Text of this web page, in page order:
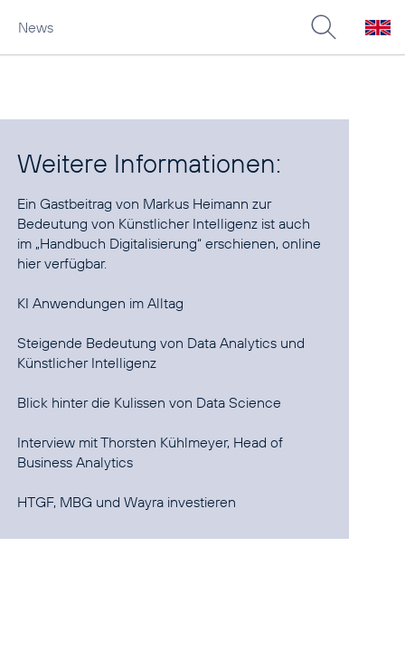
News
Weitere Informationen:
Ein Gastbeitrag von Markus Heimann zur
Bedeutung von Künstlicher Intelligenz ist auch
im „Handbuch Digitalisierung“ erschienen, online
hierverfügbar.
KI Anwendungen im Alltag
Steigende Bedeutung von Data Analytics und
Künstlicher Intelligenz
Blick hinter die Kulissen von Data Science
Interview mit Thorsten Kühlmeyer, Head of
Business Analytics
HTGF, MBG und Wayra investieren